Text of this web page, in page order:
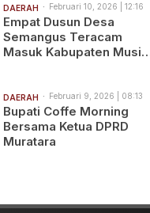
DAERAH Februari 10, 2026 | 12:16
‎Empat Dusun Desa
Semangus Teracam
Masuk Kabupaten Musi
Kejelasan Status
DAERAH Februari 9, 2026 | 08:13
Bupati Coffe Morning
Bersama Ketua DPRD
Muratara